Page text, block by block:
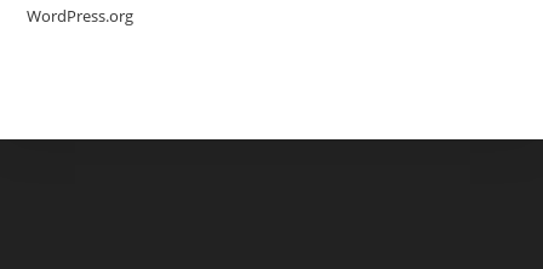
WordPress.org